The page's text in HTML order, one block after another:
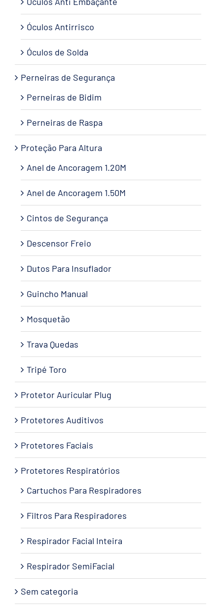
Óculos Antirrisco
Óculos de Solda
Perneiras de Segurança
Perneiras de Bidim
Perneiras de Raspa
Proteção Para Altura
Anel de Ancoragem 1.20M
Anel de Ancoragem 1.50M
Cintos de Segurança
Descensor Freio
Dutos Para Insuflador
Guincho Manual
Mosquetão
Trava Quedas
Tripé Toro
Protetor Auricular Plug
Protetores Auditivos
Protetores Faciais
Protetores Respiratórios
Cartuchos Para Respiradores
Filtros Para Respiradores
Respirador Facial Inteira
Respirador SemiFacial
Sem categoria